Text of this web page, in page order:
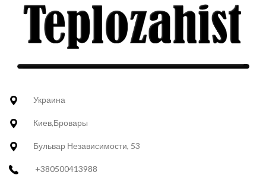
Украина
Киев,Бровары
Бульвар Независимости, 53
+380500413988